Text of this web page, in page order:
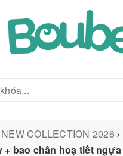
NEW COLLECTION 2026
+ bao chân hoạ tiết